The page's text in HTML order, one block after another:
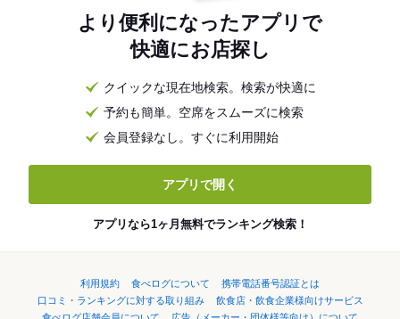
より便利になったアプリで
快適にお店探し
クイックな現在地検索。検索が快適に
予約も簡単。空席をスムーズに検索
会員登録なし。すぐに利用開始
アプリで開く
アプリなら1ヶ月無料でランキング検索！
利用規約 食べログについて
携帯電話番号認証とは
口コミ・ランキングに対する取り組み
飲食店・飲食企業様向けサービス